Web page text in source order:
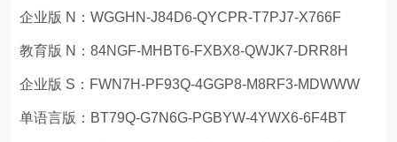
企业版 N：WGGHN-J84D6-QYCPR-T7PJ7-X766F
教育版 N：84NGF-MHBT6-FXBX8-QWJK7-DRR8H
企业版 S：FWN7H-PF93Q-4GGP8-M8RF3-MDWWW
单语言版：BT79Q-G7N6G-PGBYW-4YWX6-6F4BT